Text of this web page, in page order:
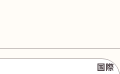
無 料
国際